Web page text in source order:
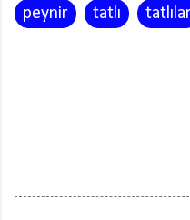
peynir
tatlı